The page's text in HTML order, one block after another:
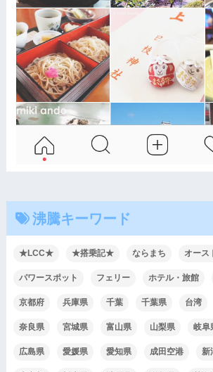
沸騰キーワード
★LCC★ ★搭乗記★ ならまち オース
パワースポット フェリー ホテル・旅館
京都府 兵庫県 千葉 千葉県 台湾
奈良県 宮城県 富山県 山梨県 岐阜
広島県 愛媛県 愛知県 成田空港 新